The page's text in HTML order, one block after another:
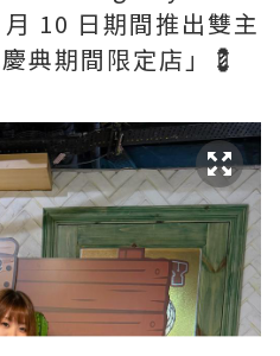
10 日期間推出雙主
典期間限定店」💈